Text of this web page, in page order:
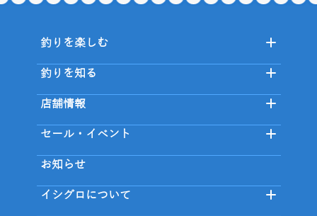
釣りを楽しむ
釣りを知る
店舗情報
セール・イベント
お知らせ
イシグロについて